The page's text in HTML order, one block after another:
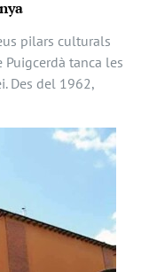
pilars culturals
Puigcerdà tanca les
Des del 1962,